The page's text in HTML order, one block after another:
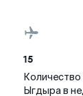
15
Ыгдыра в